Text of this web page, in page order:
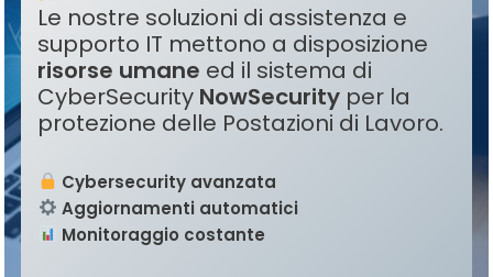
Le nostre soluzioni di assistenza e
supporto IT mettono a disposizione
risorse umane ed il sistema di
CyberSecurity NowSecurity per la
protezione delle Postazioni di Lavoro.
Cybersecurity avanzata
Aggiornamenti automatici
Monitoraggio costante